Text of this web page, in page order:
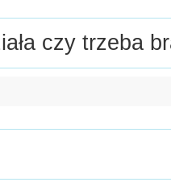
czy trzeba